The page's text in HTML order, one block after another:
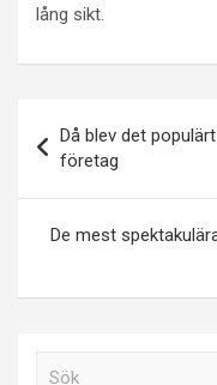
lång sikt.
Då blev det
företag
De mest